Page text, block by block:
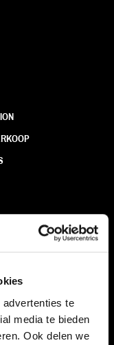
te
media te bieden
Ook delen we